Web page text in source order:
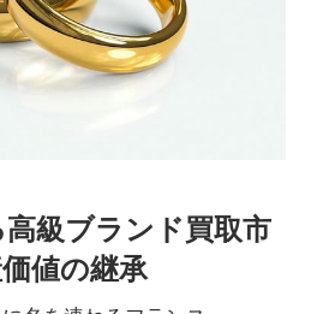
級ブランド買取市
値の継承